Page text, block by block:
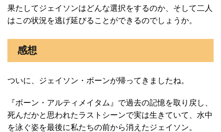
果たしてジェイソンはどんな選択をするのか、そして二人
はこの状況を逃げ延びることができるのでしょうか。
感想
ついに、ジェイソン・ボーンが帰ってきましたね。
『ボーン・アルティメイタム』で過去の記憶を取り戻し、
死んだかと思われたラストシーンで実は生きていて、水中
を泳ぐ姿を最後に私たちの前から消えたジェイソン。